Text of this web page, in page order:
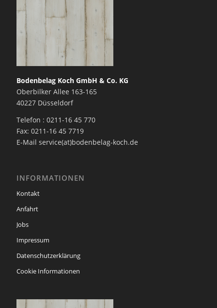
Bodenbelag Koch GmbH & Co. KG
Oberbilker Allee 163-165
40227 Düsseldorf
Telefon : 0211-16 45 770
Fax: 0211-16 45 7719
E-Mail service(at)bodenbelag-koch.de
INFORMATIONEN
Kontakt
Anfahrt
Jobs
Impressum
Datenschutzerklärung
Cookie Informationen